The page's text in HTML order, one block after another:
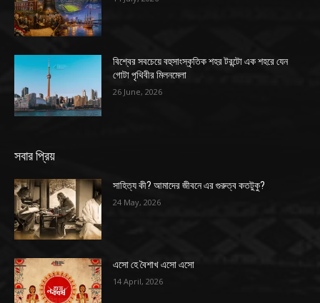
বিশ্বের সবচেয়ে বহুসাংস্কৃতিক শহর টরন্টো এক শহরে যেন
গোটা পৃথিবীর মিলনমেলা
26 June, 2026
সবার প্রিয়
সাহিত্য কী? আমাদের জীবনে এর গুরুত্ব কতটুকু?
24 May, 2026
এসো হে বৈশাখ এসো এসো
14 April, 2026